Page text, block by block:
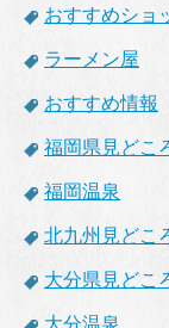
おすすめショ
ラーメン屋
おすすめ情報
福岡県見どこ
福岡温泉
北九州見どこ
大分県見どこ
大分温泉